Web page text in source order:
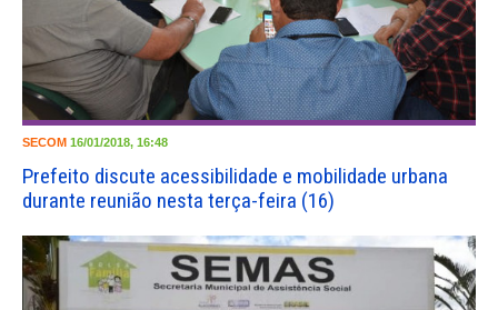
SECOM 16/01/2018, 16:48
Prefeito discute acessibilidade e mobilidade urbana
durante reunião nesta terça-feira (16)